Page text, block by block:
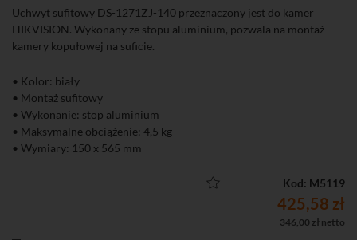
Uchwyt sufitowy DS-1271ZJ-140 przeznaczony jest do kamer
HIKVISION. Wykonany ze stopu aluminium, pozwala na montaż
kamery kopułowej na suficie.
• Kolor: biały
• Montaż sufitowy
• Wykonanie: stop aluminium
• Maksymalne obciążenie: 4,5 kg
• Wymiary: 150 x 565 mm
Kod: M5119
425,58 zł
346,00 zł netto